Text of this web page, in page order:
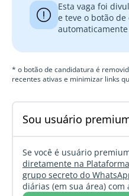
Esta vaga foi
e teve o botão
* o botão de candidatura é
recentes ativas e minimizar links
Sou usuário
Se você é usuário
diretamente na
grupo secreto do
diárias (em sua área) com